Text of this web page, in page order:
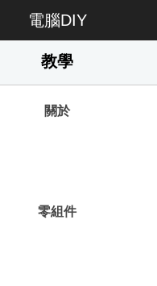
電腦DIY
教學
關於
零組件